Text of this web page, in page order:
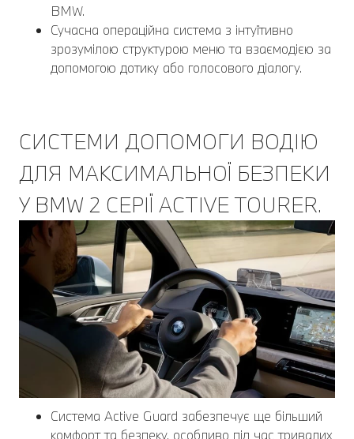
BMW.
Сучасна операційна система з інтуїтивно
зрозумілою структурою меню та взаємодією за
допомогою дотику або голосового діалогу.
СИСТЕМИ ДОПОМОГИ ВОДІЮ
ДЛЯ МАКСИМАЛЬНОЇ БЕЗПЕКИ
У BMW 2 СЕРІЇ ACTIVE TOURER.
Система Active Guard забезпечує ще більший
комфорт та безпеку, особливо під час тривалих